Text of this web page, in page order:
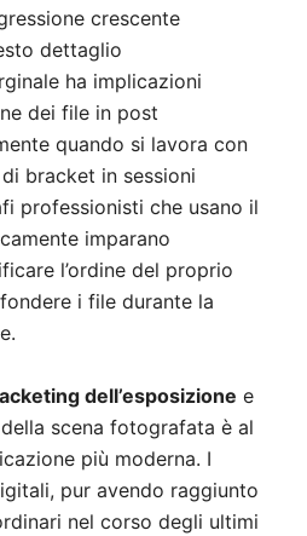
crescente
dettaglio
ha implicazioni
dei file in post
quando si lavora con
bracket in sessioni
professionisti che usano il
imparano
l’ordine del proprio
i file durante la
dell’esposizione e
della scena fotografata è al
più moderna. I
pur avendo raggiunto
nel corso degli ultimi